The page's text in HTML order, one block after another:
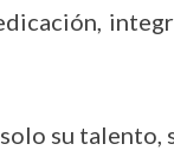
su